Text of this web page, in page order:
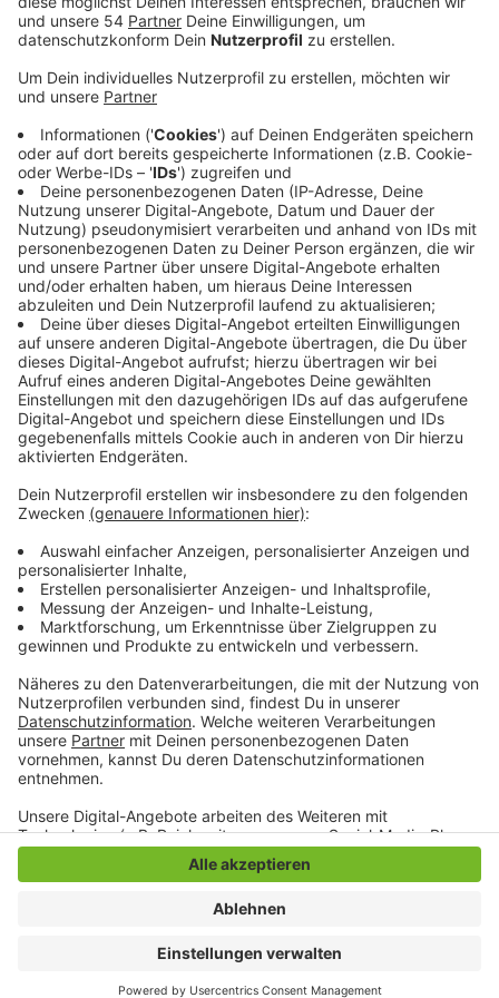
Anzeige
zum Vorjahr. Die Mülldetektive der mags observieren
etwa Müllcontainer, überprüfen Tonnen und ermitteln
die Verursacher wilder Müllkippen. Besonders
fassunglos sei man etwa über den Fund von 280
Altreifen gewesen, die vor fast genau einem Jahr auf
einem Feldweg bei Rasseln abgeladen wurden, heißt
es von der mags. Ähnlich massive Funde habe es im
vergangenen Jahr immer wieder gegeben. Im
September hatte die mags außerdem die Rote Karte
gegen sogenanntes Littering eingeführt. Seitdem
seien bereits 45 Bußgelder wegen weggeworfener
Zigarettenkippen verhängt worden. Die Mülldetektive
kontrollieren inzwischen auch private Mülltonnen, weil
viele Restmülltonnen noch immer falsch befüllt
werden, sagt die mags. Dadurch werde es in den
kommenden Jahren voraussichtlich noch mehr Arbeit
für die Mülldetektive geben.
Anzeige
Anzeige